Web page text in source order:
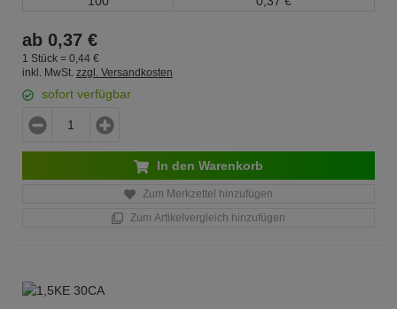
ab 0,37 €
1 Stück = 0, 44 €
inkl. MwSt. zzgl. Versandkosten
sofort verfügbar
In den Warenkorb
Zum Merkzettel hinzufügen
Zum Artikelvergleich hinzufügen